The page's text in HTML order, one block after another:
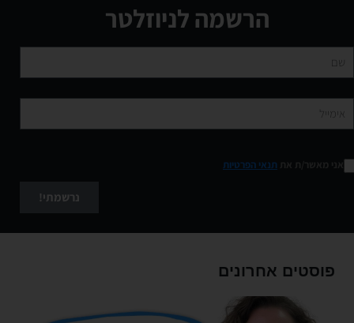
הרשמה לניוזלטר
תנאי הפרטיות
נרשמתי!
פוסטים אחרונים